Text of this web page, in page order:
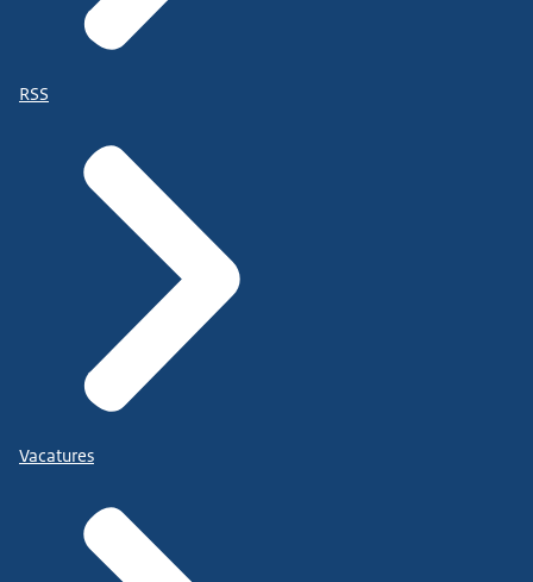
RSS
Vacatures